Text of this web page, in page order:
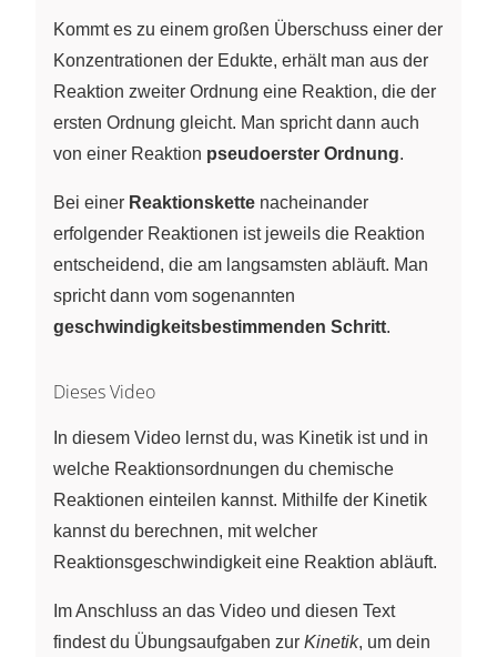
\frac{d[A]}
{dt} = -
\frac{d[B]}
{dt}} = k
\cdot [A]
\cdot [B]
Kommt es zu einem großen Überschuss einer der
Konzentrationen der Edukte, erhält man aus der
Reaktion zweiter Ordnung eine Reaktion, die der
ersten Ordnung gleicht. Man spricht dann auch
von einer Reaktion pseudoerster Ordnung.
Bei einer Reaktionskette nacheinander
erfolgender Reaktionen ist jeweils die Reaktion
entscheidend, die am langsamsten abläuft. Man
spricht dann vom sogenannten
geschwindigkeitsbestimmenden Schritt.
Dieses Video
In diesem Video lernst du, was Kinetik ist und in
welche Reaktionsordnungen du chemische
Reaktionen einteilen kannst. Mithilfe der Kinetik
kannst du berechnen, mit welcher
Reaktionsgeschwindigkeit eine Reaktion abläuft.
Im Anschluss an das Video und diesen Text
findest du Übungsaufgaben zur Kinetik, um dein